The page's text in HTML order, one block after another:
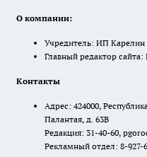
О компании:
Учредитель: ИП
Главный редактор
Контакты
Адрес: 424000,
Палантая, д. 63В
Редакция: 31-40-60,
Рекламный отдел: 8-927-